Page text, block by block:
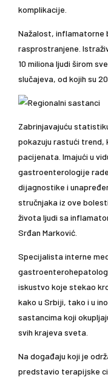
komplikacije.
Nažalost, inflamatorne
rasprostranjene.
10 miliona ljudi širom
slučajeva, od kojih su
Zabrinjavajuću
pokazuju rastući trend,
pacijenata. Imajući u
gastroenterologije
dijagnostike i
stručnjaka iz ove
života ljudi sa
Srđan Marković.
Specijalista interne
iskustvo koje stekao
kako u Srbiji, tako i u
sastancima koji
svih krajeva sveta.
Na događaju koji je
predstavio terapijske